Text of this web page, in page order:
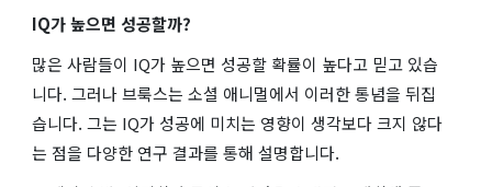
IQ가 높으면 성공할까?
많은 사람들이 IQ가 높으면 성공할 확률이 높다고 믿고 있습
니다. 그러나 브룩스는 소셜 애니멀에서 이러한 통념을 뒤집
습니다. 그는 IQ가 성공에 미치는 영향이 생각보다 크지 않다
는 점을 다양한 연구 결과를 통해 설명합니다.